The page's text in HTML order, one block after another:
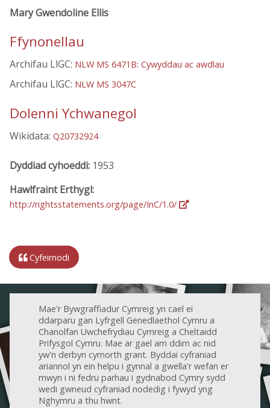
Mary Gwendoline Ellis
Ffynonellau
Archifau LlGC: NLW MS 6471B: Cywyddau ac awdlau
Archifau LlGC: NLW MS 3047C
Dolenni Ychwanegol
Wikidata: Q20732924
Dyddiad cyhoeddi: 1953
Hawlfraint Erthygl:
http://rightsstatements.org/page/InC/1.0/
Cyfeirnodi
Mae'r Bywgraffiadur Cymreig yn cael ei
ddarparu gan Lyfrgell Genedlaethol Cymru a
Chanolfan Uwchefrydiau Cymreig a Cheltaidd
Prifysgol Cymru. Mae ar gael am ddim ac nid
yw'n derbyn cymorth grant. Byddai cyfraniad
ariannol yn ein helpu i gynnal a gwella'r wefan er
mwyn i ni fedru parhau i gydnabod Cymry sydd
wedi gwneud cyfraniad nodedig i fywyd yng
Nghymru a thu hwnt.